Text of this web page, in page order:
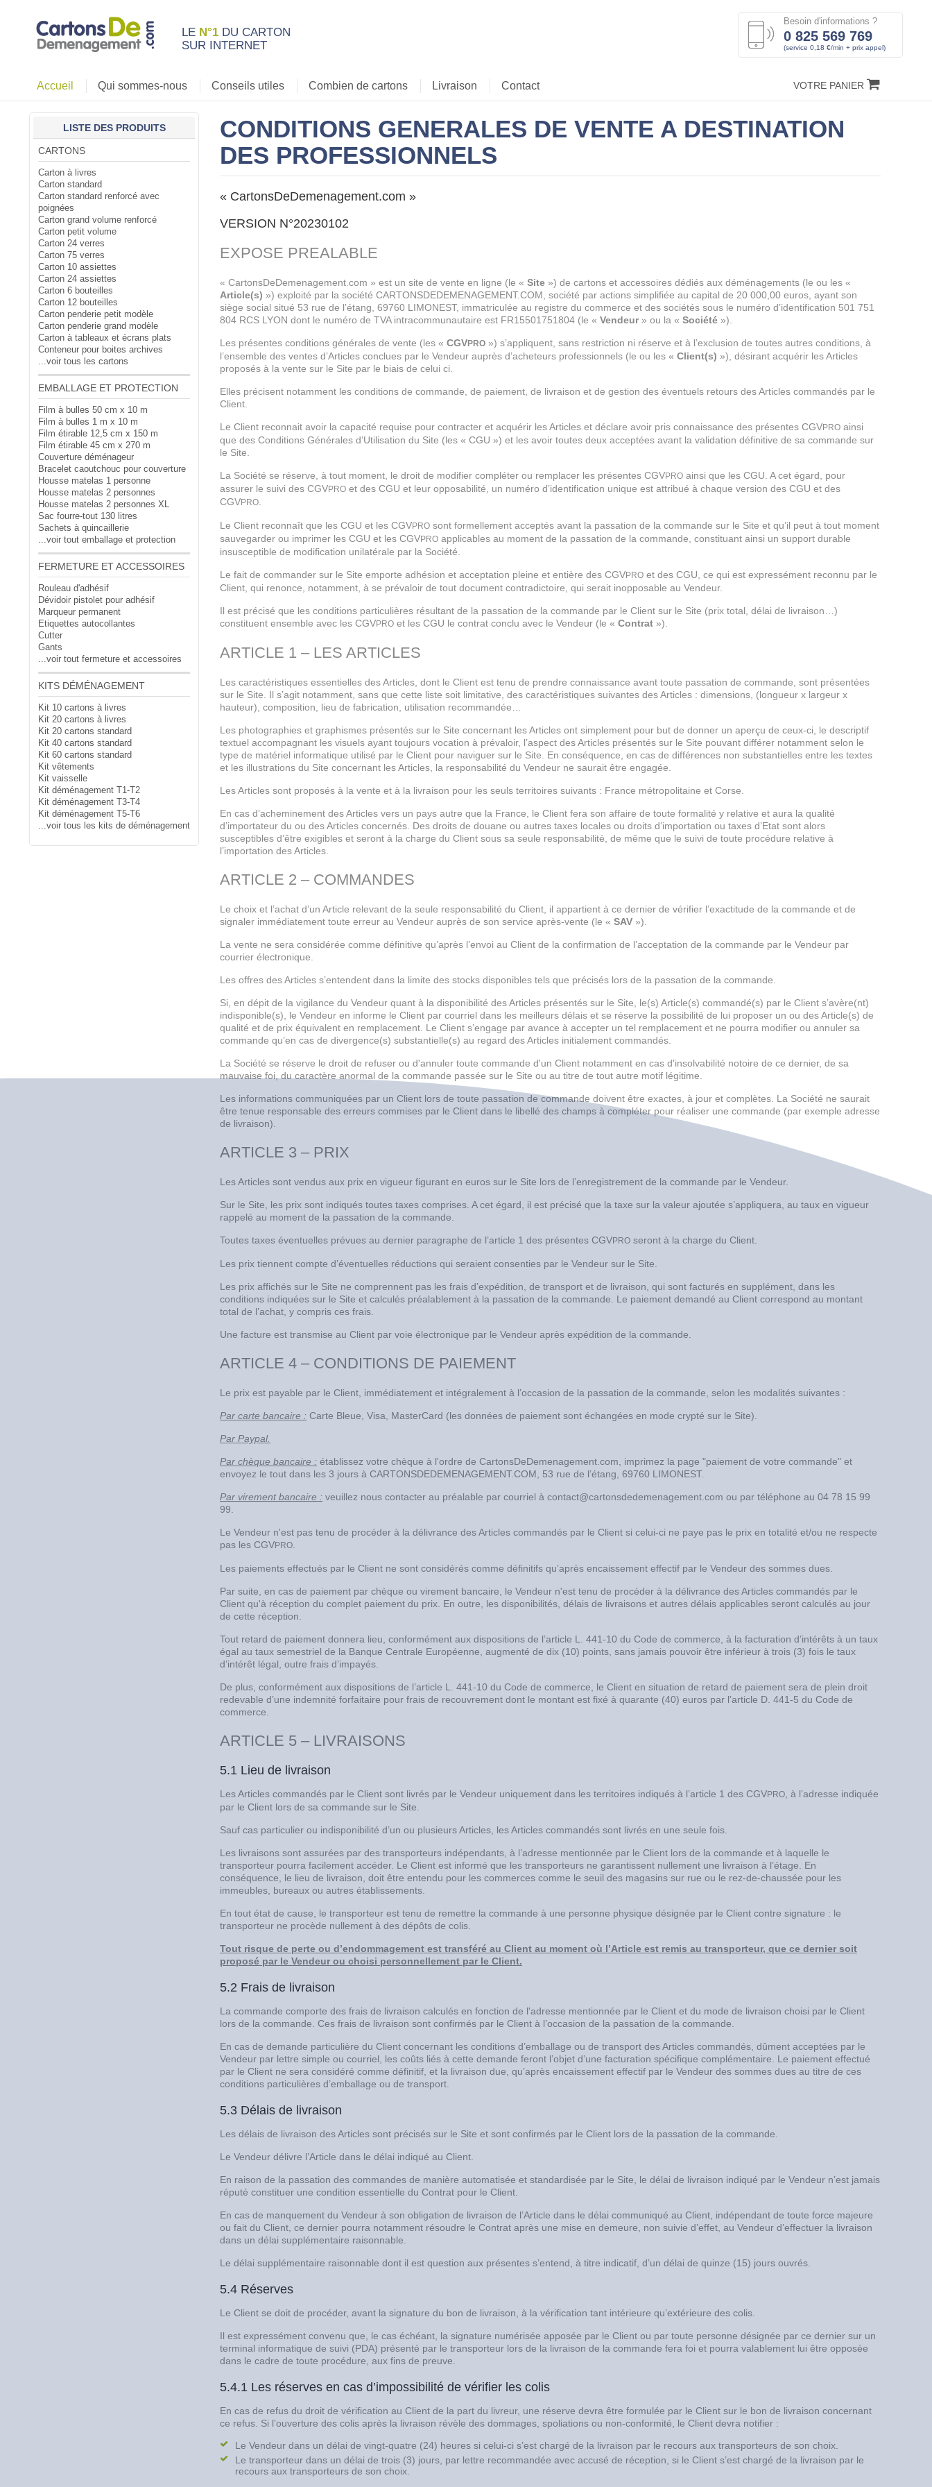
LE N°1 DU CARTON
SUR INTERNET
Besoin d'informations ?
0 825 569 769
(service 0,18 €/min + prix appel)
Accueil Qui sommes-nous Conseils utiles Combien de cartons Livraison Contact VOTRE PANIER
LISTE DES PRODUITS
CARTONS
Carton à livres
Carton standard
Carton standard renforcé avec
poignées
Carton grand volume renforcé
Carton petit volume
Carton 24 verres
Carton 75 verres
Carton 10 assiettes
Carton 24 assiettes
Carton 6 bouteilles
Carton 12 bouteilles
Carton penderie petit modèle
Carton penderie grand modèle
Carton à tableaux et écrans plats
Conteneur pour boites archives
...voir tous les cartons
EMBALLAGE ET PROTECTION
Film à bulles 50 cm x 10 m
Film à bulles 1 m x 10 m
Film étirable 12,5 cm x 150 m
Film étirable 45 cm x 270 m
Couverture déménageur
Bracelet caoutchouc pour couverture
Housse matelas 1 personne
Housse matelas 2 personnes
Housse matelas 2 personnes XL
Sac fourre-tout 130 litres
Sachets à quincaillerie
...voir tout emballage et protection
FERMETURE ET ACCESSOIRES
Rouleau d'adhésif
Dévidoir pistolet pour adhésif
Marqueur permanent
Etiquettes autocollantes
Cutter
Gants
...voir tout fermeture et accessoires
KITS DÉMÉNAGEMENT
Kit 10 cartons à livres
Kit 20 cartons à livres
Kit 20 cartons standard
Kit 40 cartons standard
Kit 60 cartons standard
Kit vêtements
Kit vaisselle
Kit déménagement T1-T2
Kit déménagement T3-T4
Kit déménagement T5-T6
...voir tous les kits de déménagement
CONDITIONS GENERALES DE VENTE A DESTINATION
DES PROFESSIONNELS
« CartonsDeDemenagement.com »
VERSION N°20230102
EXPOSE PREALABLE
« CartonsDeDemenagement.com » est un site de vente en ligne (le « Site ») de cartons et accessoires dédiés aux déménagements (le ou les «
Article(s) ») exploité par la société CARTONSDEDEMENAGEMENT.COM, société par actions simplifiée au capital de 20 000,00 euros, ayant son
siège social situé 53 rue de l’étang, 69760 LIMONEST, immatriculée au registre du commerce et des sociétés sous le numéro d’identification 501 751
804 RCS LYON dont le numéro de TVA intracommunautaire est FR15501751804 (le « Vendeur» ou la « Société »).
Les présentes conditions générales de vente (les « CGVPRO ») s’appliquent, sans restriction ni réserve et à l’exclusion de toutes autres conditions, à
l’ensemble des ventes d’Articles conclues par le Vendeur auprès d’acheteurs professionnels (le ou les « Client(s) »), désirant acquérir les Articles
proposés à la vente sur le Site par le biais de celui ci.
Elles précisent notamment les conditions de commande, de paiement, de livraison et de gestion des éventuels retours des Articles commandés par le
Client.
Le Client reconnait avoir la capacité requise pour contracter et acquérir les Articles et déclare avoir pris connaissance des présentes CGVPRO ainsi
que des Conditions Générales d’Utilisation du Site (les « CGU ») et les avoir toutes deux acceptées avant la validation définitive de sa commande sur
le Site.
La Société se réserve, à tout moment, le droit de modifier compléter ou remplacer les présentes CGVPRO ainsi que les CGU. A cet égard, pour
assurer le suivi des CGVPRO et des CGU et leur opposabilité, un numéro d’identification unique est attribué à chaque version des CGU et des
CGVPRO
Le Client reconnaît que les CGU et les CGVPRO sont formellement acceptés avant la passation de la commande sur le Site et qu’il peut à tout moment
sauvegarder ou imprimer les CGU et les CGVPRO applicables au moment de la passation de la commande, constituant ainsi un support durable
insusceptible de modification unilatérale par la Société.
Le fait de commander sur le Site emporte adhésion et acceptation pleine et entière des CGVPRO et des CGU, ce qui est expressément reconnu par le
Client, qui renonce, notamment, à se prévaloir de tout document contradictoire, qui serait inopposable au Vendeur.
Il est précisé que les conditions particulières résultant de la passation de la commande par le Client sur le Site (prix total, délai de livraison…)
constituent ensemble avec les CGVPRO et les CGU le contrat conclu avec le Vendeur (le « Contrat »).
ARTICLE 1 – LES ARTICLES
Les caractéristiques essentielles des Articles, dont le Client est tenu de prendre connaissance avant toute passation de commande, sont présentées
sur le Site. Il s’agit notamment, sans que cette liste soit limitative, des caractéristiques suivantes des Articles : dimensions, (longueur x largeur x
hauteur), composition, lieu de fabrication, utilisation recommandée…
Les photographies et graphismes présentés sur le Site concernant les Articles ont simplement pour but de donner un aperçu de ceux-ci, le descriptif
textuel accompagnant les visuels ayant toujours vocation à prévaloir, l’aspect des Articles présentés sur le Site pouvant différer notamment selon le
type de matériel informatique utilisé par le Client pour naviguer sur le Site. En conséquence, en cas de différences non substantielles entre les textes
et les illustrations du Site concernant les Articles, la responsabilité du Vendeur ne saurait être engagée.
Les Articles sont proposés à la vente et à la livraison pour les seuls territoires suivants : France métropolitaine et Corse.
En cas d’acheminement des Articles vers un pays autre que la France, le Client fera son affaire de toute formalité y relative et aura la qualité
d’importateur du ou des Articles concernés. Des droits de douane ou autres taxes locales ou droits d’importation ou taxes d’Etat sont alors
susceptibles d’être exigibles et seront à la charge du Client sous sa seule responsabilité, de même que le suivi de toute procédure relative à
l’importation des Articles.
ARTICLE 2 – COMMANDES
Le choix et l’achat d’un Article relevant de la seule responsabilité du Client, il appartient à ce dernier de vérifier l’exactitude de la commande et de
signaler immédiatement toute erreur au Vendeur auprès de son service après-vente (le « SAV »).
La vente ne sera considérée comme définitive qu’après l’envoi au Client de la confirmation de l’acceptation de la commande par le Vendeur par
courrier électronique.
Les offres des Articles s’entendent dans la limite des stocks disponibles tels que précisés lors de la passation de la commande.
Si, en dépit de la vigilance du Vendeur quant à la disponibilité des Articles présentés sur le Site, le(s) Article(s) commandé(s) par le Client s’avère(nt)
indisponible(s), le Vendeur en informe le Client par courriel dans les meilleurs délais et se réserve la possibilité de lui proposer un ou des Article(s) de
qualité et de prix équivalent en remplacement. Le Client s’engage par avance à accepter un tel remplacement et ne pourra modifier ou annuler sa
commande qu’en cas de divergence(s) substantielle(s) au regard des Articles initialement commandés.
La Société se réserve le droit de refuser ou d'annuler toute commande d'un Client notamment en cas d'insolvabilité notoire de ce dernier, de sa
mauvaise foi, du caractère anormal de la commande passée sur le Site ou au titre de tout autre motif légitime.
Les informations communiquées par un Client lors de toute passation de commande doivent être exactes, à jour et complètes. La Société ne saurait
être tenue responsable des erreurs commises par le Client dans le libellé des champs à compléter pour réaliser une commande (par exemple adresse
de livraison).
ARTICLE 3 – PRIX
Les Articles sont vendus aux prix en vigueur figurant en euros sur le Site lors de l’enregistrement de la commande par le Vendeur.
Sur le Site, les prix sont indiqués toutes taxes comprises. A cet égard, il est précisé que la taxe sur la valeur ajoutée s’appliquera, au taux en vigueur
rappelé au moment de la passation de la commande.
Toutes taxes éventuelles prévues au dernier paragraphe de l’article 1 des présentes CGVPRO seront à la charge du Client.
Les prix tiennent compte d’éventuelles réductions qui seraient consenties par le Vendeur sur le Site.
Les prix affichés sur le Site ne comprennent pas les frais d’expédition, de transport et de livraison, qui sont facturés en supplément, dans les
conditions indiquées sur le Site et calculés préalablement à la passation de la commande. Le paiement demandé au Client correspond au montant
total de l’achat, y compris ces frais.
Une facture est transmise au Client par voie électronique par le Vendeur après expédition de la commande.
ARTICLE 4 – CONDITIONS DE PAIEMENT
Le prix est payable par le Client, immédiatement et intégralement à l’occasion de la passation de la commande, selon les modalités suivantes :
Par carte bancaire : Carte Bleue, Visa, MasterCard (les données de paiement sont échangées en mode crypté sur le Site).
Par Paypal.
Par chèque bancaire : établissez votre chèque à l'ordre de CartonsDeDemenagement.com, imprimez la page "paiement de votre commande" et
envoyez le tout dans les 3 jours à CARTONSDEDEMENAGEMENT.COM, 53 rue de l’étang, 69760 LIMONEST.
Par virement bancaire : veuillez nous contacter au préalable par courriel à contact@cartonsdedemenagement.com ou par téléphone au 04 78 15 99
99.
Le Vendeur n'est pas tenu de procéder à la délivrance des Articles commandés par le Client si celui-ci ne paye pas le prix en totalité et/ou ne respecte
pas les CGVPRO
Les paiements effectués par le Client ne sont considérés comme définitifs qu’après encaissement effectif par le Vendeur des sommes dues.
Par suite, en cas de paiement par chèque ou virement bancaire, le Vendeur n'est tenu de procéder à la délivrance des Articles commandés par le
Client qu'à réception du complet paiement du prix. En outre, les disponibilités, délais de livraisons et autres délais applicables seront calculés au jour
de cette réception.
Tout retard de paiement donnera lieu, conformément aux dispositions de l’article L. 441-10 du Code de commerce, à la facturation d’intérêts à un taux
égal au taux semestriel de la Banque Centrale Européenne, augmenté de dix (10) points, sans jamais pouvoir être inférieur à trois (3) fois le taux
d’intérêt légal, outre frais d’impayés.
De plus, conformément aux dispositions de l’article L. 441-10 du Code de commerce, le Client en situation de retard de paiement sera de plein droit
redevable d’une indemnité forfaitaire pour frais de recouvrement dont le montant est fixé à quarante (40) euros par l’article D. 441-5 du Code de
commerce.
ARTICLE 5 – LIVRAISONS
5.1 Lieu de livraison
Les Articles commandés par le Client sont livrés par le Vendeur uniquement dans les territoires indiqués à l’article 1 des CGVPRO , à l’adresse indiquée
par le Client lors de sa commande sur le Site.
Sauf cas particulier ou indisponibilité d’un ou plusieurs Articles, les Articles commandés sont livrés en une seule fois.
Les livraisons sont assurées par des transporteurs indépendants, à l’adresse mentionnée par le Client lors de la commande et à laquelle le
transporteur pourra facilement accéder. Le Client est informé que les transporteurs ne garantissent nullement une livraison à l’étage. En
conséquence, le lieu de livraison, doit être entendu pour les commerces comme le seuil des magasins sur rue ou le rez-de-chaussée pour les
immeubles, bureaux ou autres établissements.
En tout état de cause, le transporteur est tenu de remettre la commande à une personne physique désignée par le Client contre signature : le
transporteur ne procède nullement à des dépôts de colis.
Tout risque de perte ou d’endommagement est transféré au Client au moment où l’Article est remis au transporteur, que ce dernier soit
proposé par le Vendeur ou choisi personnellement par le Client.
5.2 Frais de livraison
La commande comporte des frais de livraison calculés en fonction de l'adresse mentionnée par le Client et du mode de livraison choisi par le Client
lors de la commande. Ces frais de livraison sont confirmés par le Client à l’occasion de la passation de la commande.
En cas de demande particulière du Client concernant les conditions d’emballage ou de transport des Articles commandés, dûment acceptées par le
Vendeur par lettre simple ou courriel, les coûts liés à cette demande feront l’objet d’une facturation spécifique complémentaire. Le paiement effectué
par le Client ne sera considéré comme définitif, et la livraison due, qu’après encaissement effectif par le Vendeur des sommes dues au titre de ces
conditions particulières d’emballage ou de transport.
5.3 Délais de livraison
Les délais de livraison des Articles sont précisés sur le Site et sont confirmés par le Client lors de la passation de la commande.
Le Vendeur délivre l’Article dans le délai indiqué au Client.
En raison de la passation des commandes de manière automatisée et standardisée par le Site, le délai de livraison indiqué par le Vendeur n’est jamais
réputé constituer une condition essentielle du Contrat pour le Client.
En cas de manquement du Vendeur à son obligation de livraison de l’Article dans le délai communiqué au Client, indépendant de toute force majeure
ou fait du Client, ce dernier pourra notamment résoudre le Contrat après une mise en demeure, non suivie d’effet, au Vendeur d’effectuer la livraison
dans un délai supplémentaire raisonnable.
Le délai supplémentaire raisonnable dont il est question aux présentes s’entend, à titre indicatif, d’un délai de quinze (15) jours ouvrés.
5.4 Réserves
Le Client se doit de procéder, avant la signature du bon de livraison, à la vérification tant intérieure qu’extérieure des colis.
Il est expressément convenu que, le cas échéant, la signature numérisée apposée par le Client ou par toute personne désignée par ce dernier sur un
terminal informatique de suivi (PDA) présenté par le transporteur lors de la livraison de la commande fera foi et pourra valablement lui être opposée
dans le cadre de toute procédure, aux fins de preuve.
5.4.1 Les réserves en cas d’impossibilité de vérifier les colis
En cas de refus du droit de vérification au Client de la part du livreur, une réserve devra être formulée par le Client sur le bon de livraison concernant
ce refus. Si l’ouverture des colis après la livraison révèle des dommages, spoliations ou non-conformité, le Client devra notifier :
Le Vendeur dans un délai de vingt-quatre (24) heures si celui-ci s’est chargé de la livraison par le recours aux transporteurs de son choix.
Le transporteur dans un délai de trois (3) jours, par lettre recommandée avec accusé de réception, si le Client s’est chargé de la livraison par le
recours aux transporteurs de son choix.